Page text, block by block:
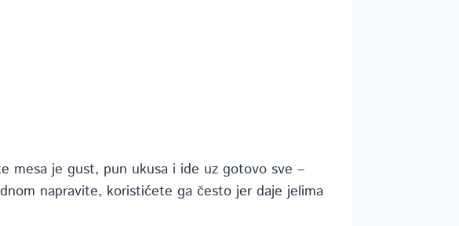
mesa je gust, pun ukusa i ide uz gotovo sve –
napravite, koristićete ga često jer daje jelima